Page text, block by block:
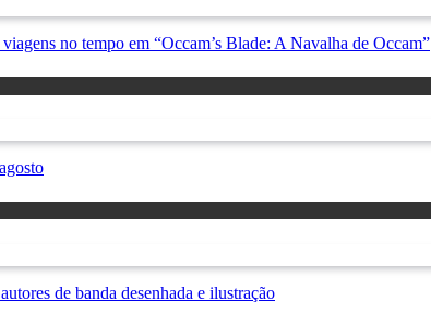
no tempo em “Occam’s Blade: A Navalha de Occam”
de banda desenhada e ilustração